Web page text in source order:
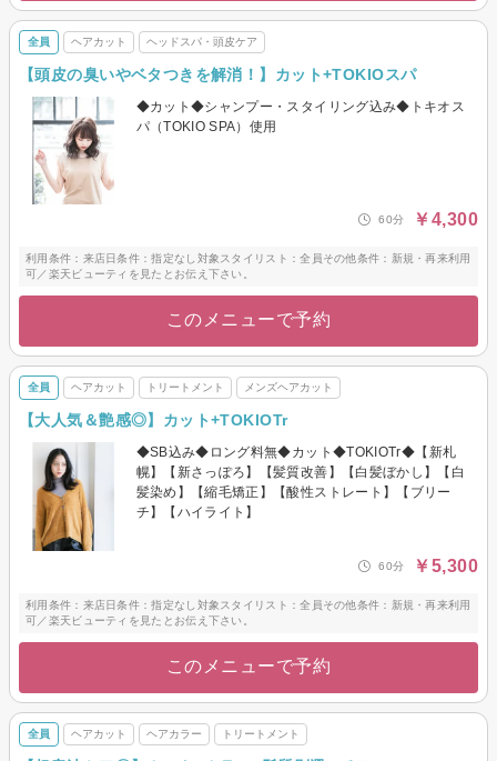
全員 ヘアカット ヘッドスパ・頭皮ケア
【頭皮の臭いやベタつきを解消！】カット+TOKIOスパ
◆カット◆シャンプー・スタイリング込み◆トキオス
パ（TOKIO SPA）使用
60分 ￥4,300
利用条件：来店日条件：指定なし対象スタイリスト：全員その他条件：新規・再来利用
可／楽天ビューティを見たとお伝え下さい。
このメニューで予約
全員 ヘアカット トリートメント メンズヘアカット
【大人気＆艶感◎】カット+TOKIOTr
◆SB込み◆ロング料無◆カット◆TOKIOTr◆【新札
幌】【新さっぽろ】【髪質改善】【白髪ぼかし】【白
髪染め】【縮毛矯正】【酸性ストレート】【ブリー
チ】【ハイライト】
60分 ￥5,300
利用条件：来店日条件：指定なし対象スタイリスト：全員その他条件：新規・再来利用
可／楽天ビューティを見たとお伝え下さい。
このメニューで予約
全員 ヘアカット ヘアカラー トリートメント